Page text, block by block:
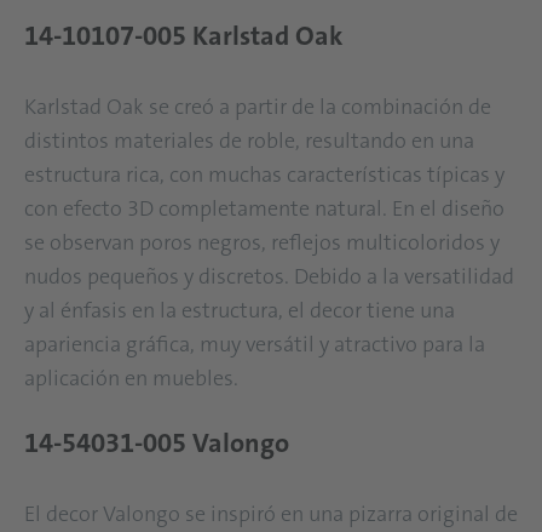
14-10107-005 Karlstad Oak
Karlstad Oak se creó a partir de la combinación de
distintos materiales de roble, resultando en una
estructura rica, con muchas características típicas y
con efecto 3D completamente natural. En el diseño
se observan poros negros, reflejos multicoloridos y
nudos pequeños y discretos. Debido a la versatilidad
y al énfasis en la estructura, el decor tiene una
apariencia gráfica, muy versátil y atractivo para la
aplicación en muebles.
14-54031-005 Valongo
El decor Valongo se inspiró en una pizarra original de